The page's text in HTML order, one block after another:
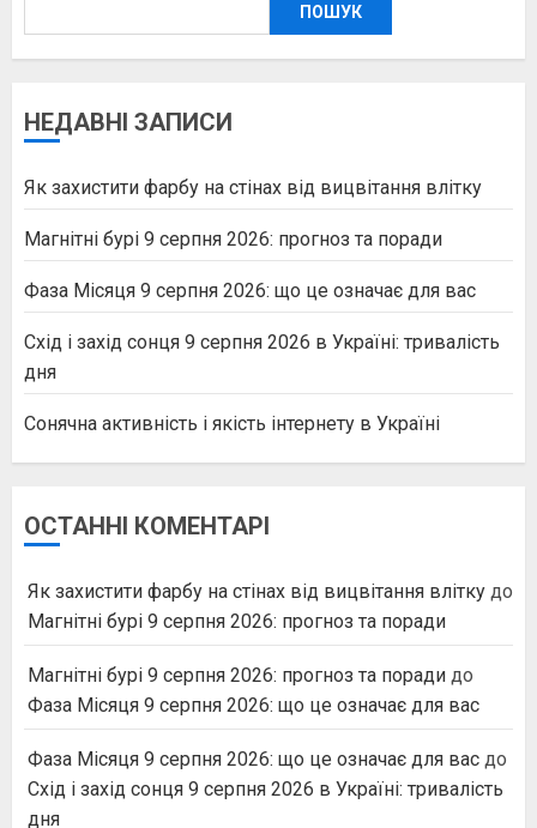
ПОШУК
НЕДАВНІ ЗАПИСИ
Як захистити фарбу на стінах від вицвітання влітку
Магнітні бурі 9 серпня 2026: прогноз та поради
Фаза Місяця 9 серпня 2026: що це означає для вас
Схід і захід сонця 9 серпня 2026 в Україні: тривалість
дня
Сонячна активність і якість інтернету в Україні
ОСТАННІ КОМЕНТАРІ
Як захистити фарбу на стінах від вицвітання влітку до
Магнітні бурі 9 серпня 2026: прогноз та поради
Магнітні бурі 9 серпня 2026: прогноз та поради до
Фаза Місяця 9 серпня 2026: що це означає для вас
Фаза Місяця 9 серпня 2026: що це означає для вас до
Схід і захід сонця 9 серпня 2026 в Україні: тривалість
дня